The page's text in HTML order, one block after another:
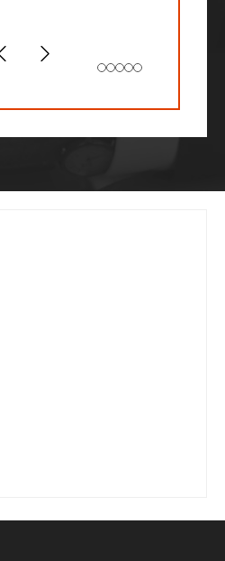
Slide précédent
Slide suivant